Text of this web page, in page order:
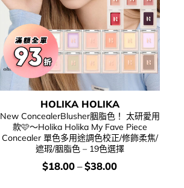
HOLIKA HOLIKA
New ConcealerBlusher胭脂色！ 太研愛用
款🩷～Holika Holika My Fave Piece
Concealer 單色多用途調色校正/修飾柔焦/
遮瑕/胭脂色 – 19色選擇
價
錢：
$18.00–$38.00